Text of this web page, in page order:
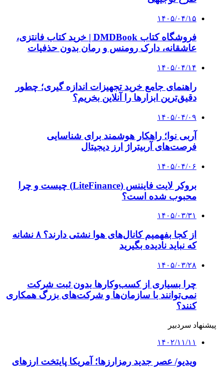
۱۴۰۵/۰۴/۱۵
فروشگاه کتاب DMDBook | خرید کتاب فانتزی،
عاشقانه، دارک رومنس و رمان بدون حذفیات
۱۴۰۵/۰۴/۱۴
راهنمای جامع خرید تجهیزات اندازه گیری؛ چطور
دقیق‌ترین ابزارها را آنلاین بخریم؟
۱۴۰۵/۰۴/۰۹
آربی نوا؛ راهکار هوشمند برای شناسایی
فرصت‌های آربیتراژ ارز دیجیتال
۱۴۰۵/۰۴/۰۶
بروکر لایت فایننس (LiteFinance) چیست و چرا
محبوب شده است؟
۱۴۰۵/۰۳/۳۱
از کجا بفهمیم کانال‌های هوا نشتی دارند؟ ۸ نشانه
که نباید نادیده بگیرید
۱۴۰۵/۰۳/۲۸
چرا بسیاری از کسب‌وکارها بدون ثبت شرکت
نمی‌توانند با سازمان‌ها و شرکت‌های بزرگ همکاری
کنند؟
پیشنهاد سردبیر
۱۴۰۲/۱۱/۱۱
ویدیو/ عصر جدید رمزارزها؛ آمریکا پایتخت ارزهای